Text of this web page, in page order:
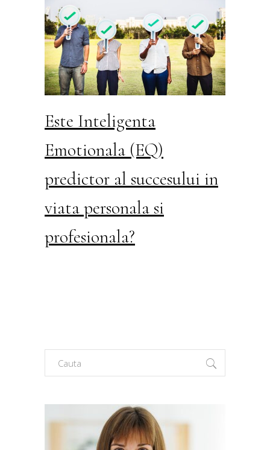
Este Inteligenta
Emotionala (EQ)
predictor al succesului in
viata personala si
profesionala?
for: